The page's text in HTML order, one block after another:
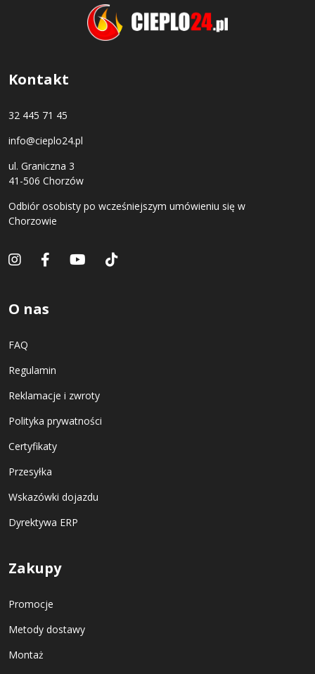
Kontakt
32 445 71 45
info@cieplo24.pl
ul. Graniczna 3
41-506 Chorzów
Odbiór osobisty po wcześniejszym umówieniu się w
Chorzowie
O nas
FAQ
Regulamin
Reklamacje i zwroty
Polityka prywatności
Certyfikaty
Przesyłka
Wskazówki dojazdu
Dyrektywa ERP
Zakupy
Promocje
Metody dostawy
Montaż